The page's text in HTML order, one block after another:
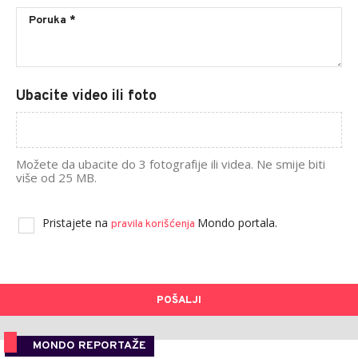
Ubacite video ili foto
Možete da ubacite do 3 fotografije ili videa. Ne smije biti
više od 25 MB.
Pristajete na pravila korišćenja Mondo portala.
POŠALJI
MONDO REPORTAŽE